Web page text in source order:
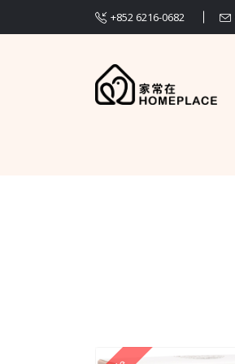
+852 6216-0682